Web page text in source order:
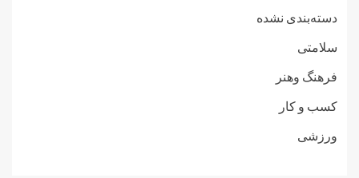
دسته‌بندی نشده
سلامتی
فرهنگ وهنر
کسب و کار
ورزشی